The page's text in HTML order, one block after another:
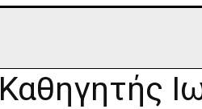
Καθηγητής